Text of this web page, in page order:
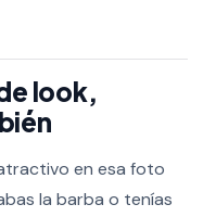
look,
en esa foto
la barba o tenías